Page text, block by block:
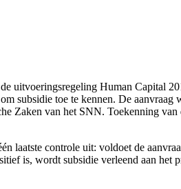
uitvoeringsregeling Human Capital
subsidie toe te kennen. De aanvraag
Zaken van het SNN. Toekenning van
laatste controle uit: voldoet de
is, wordt subsidie verleend aan het